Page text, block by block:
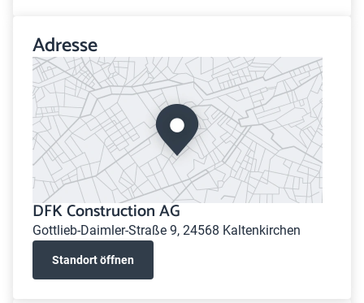
Adresse
DFK Construction AG
Gottlieb-Daimler-Straße 9, 24568 Kaltenkirchen
Standort öffnen